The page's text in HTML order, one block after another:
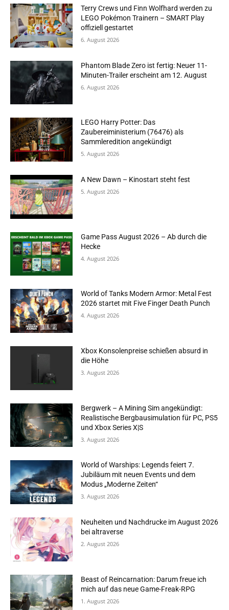
Terry Crews und Finn Wolfhard werden zu
LEGO Pokémon Trainern – SMART Play
offiziell gestartet
6. August 2026
Phantom Blade Zero ist fertig: Neuer 11-
Minuten-Trailer erscheint am 12. August
6. August 2026
LEGO Harry Potter: Das
Zaubereiministerium (76476) als
Sammleredition angekündigt
5. August 2026
A New Dawn – Kinostart steht fest
5. August 2026
Game Pass August 2026 – Ab durch die
Hecke
4. August 2026
World of Tanks Modern Armor: Metal Fest
2026 startet mit Five Finger Death Punch
4. August 2026
Xbox Konsolenpreise schießen absurd in
die Höhe
3. August 2026
Bergwerk – A Mining Sim angekündigt:
Realistische Bergbausimulation für PC, PS5
und Xbox Series X|S
3. August 2026
World of Warships: Legends feiert 7.
Jubiläum mit neuen Events und dem
Modus „Moderne Zeiten“
3. August 2026
Neuheiten und Nachdrucke im August 2026
bei altraverse
2. August 2026
Beast of Reincarnation: Darum freue ich
mich auf das neue Game-Freak-RPG
1. August 2026